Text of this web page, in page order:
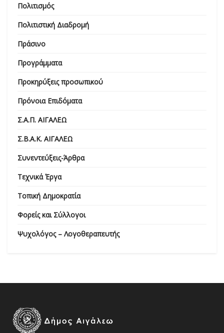
Πολιτισμός
Πολιτιστική Διαδρομή
Πράσινο
Προγράμματα
Προκηρύξεις προσωπικού
Πρόνοια Επιδόματα
Σ.Α.Π. ΑΙΓΑΛΕΩ
Σ.Β.Α.Κ. ΑΙΓΑΛΕΩ
Συνεντεύξεις-Άρθρα
Τεχνικά Έργα
Τοπική Δημοκρατία
Φορείς και Σύλλογοι
Ψυχολόγος – Λογοθεραπευτής